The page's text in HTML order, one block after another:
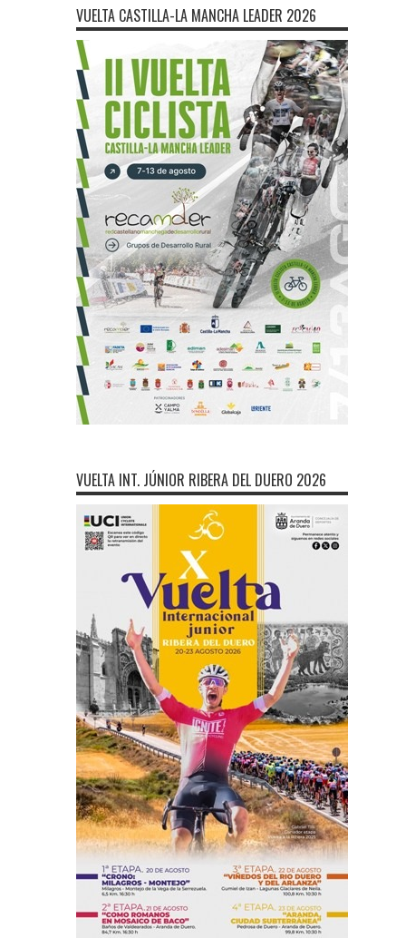
VUELTA CASTILLA-LA MANCHA LEADER 2026
VUELTA INT. JÚNIOR RIBERA DEL DUERO 2026